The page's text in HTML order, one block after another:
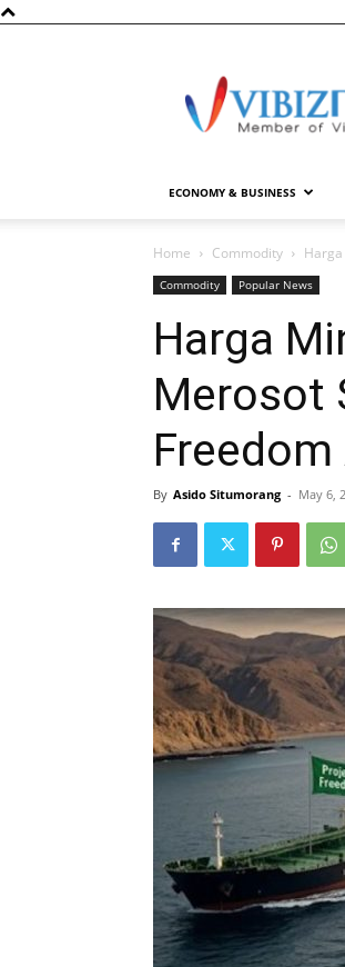
ECONOMY & BUSINESS
Home Commodity
Commodity Popular News
Harga
Merosot
By Asido Situmorang - May 6,